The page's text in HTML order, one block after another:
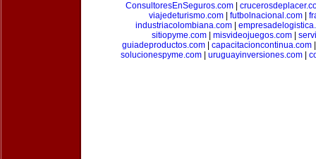
ConsultoresEnSeguros.com|
viajedeturismo.com| futbolnacional.com|
industriacolombiana.com|
sitiopyme.com| misvideojuegos.com|
guiadeproductos.com| capacitacioncontinua.com
solucionespyme.com
uruguayinversiones.com